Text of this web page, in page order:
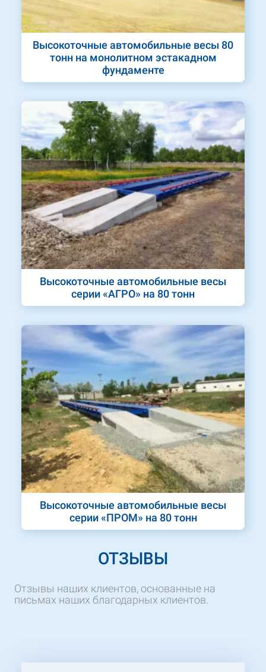
Высокоточные автомобильные весы 80
тонн на монолитном эстакадном
фундаменте
Высокоточные автомобильные весы
серии «АГРО» на 80 тонн
Высокоточные автомобильные весы
серии «ПРОМ» на 80 тонн
ОТЗЫВЫ
Отзывы наших клиентов, основанные на
письмах наших благодарных клиентов.